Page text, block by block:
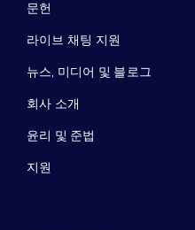
문헌
라이브 채팅 지원
뉴스, 미디어 및 블로그
회사 소개
윤리 및 준법
지원